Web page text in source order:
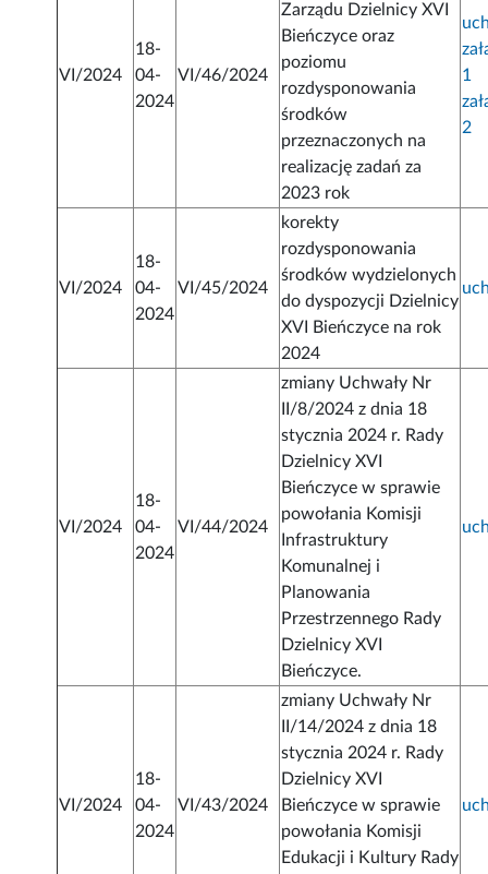
VI/2024
18-
04-
2024
VI/46/2024
Zarządu Dzielnicy XVI
Bieńczyce oraz
poziomu
rozdysponowania
środków
przeznaczonych na
realizację zadań za
2023 rok
1
2
VI/2024
18-
04-
2024
VI/45/2024
korekty
rozdysponowania
środków wydzielonych
do dyspozycji Dzielnicy
XVI Bieńczyce na rok
2024
VI/2024
18-
04-
2024
VI/44/2024
zmiany Uchwały Nr
II/8/2024 z dnia 18
stycznia 2024 r. Rady
Dzielnicy XVI
Bieńczyce w sprawie
powołania Komisji
Infrastruktury
Komunalnej i
Planowania
Przestrzennego Rady
Dzielnicy XVI
Bieńczyce.
VI/2024
18-
04-
2024
VI/43/2024
zmiany Uchwały Nr
II/14/2024 z dnia 18
stycznia 2024 r. Rady
Dzielnicy XVI
Bieńczyce w sprawie
powołania Komisji
Edukacji i Kultury Rady